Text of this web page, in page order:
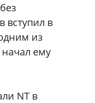
вступил в
из
ему
NT в